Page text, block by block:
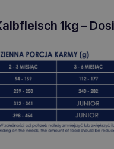
1kg –